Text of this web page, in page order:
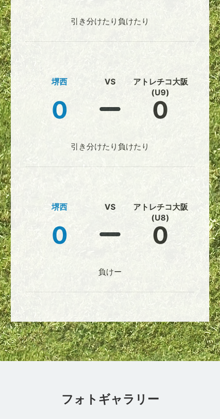
引き分けたり負けたり
堺西
0
VS
アトレチコ大阪
(U9)
0
引き分けたり負けたり
堺西
0
VS
アトレチコ大阪
(U8)
0
負けー
フォトギャラリー